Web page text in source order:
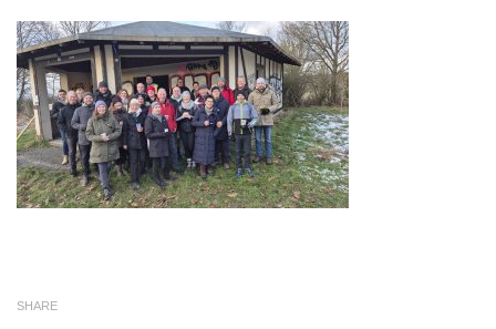
SHARE